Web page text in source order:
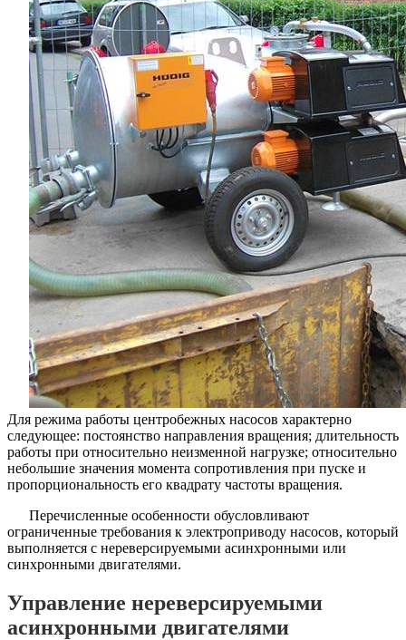
Для режима работы центробежных насосов характерно
следующее: постоянство направления вращения; длительность
работы при относительно неизменной нагрузке; относительно
небольшие значения момента сопротивления при пуске и
пропорциональность его квадрату частоты вращения.
Перечисленные особенности обусловливают
ограниченные требования к электроприводу насосов, который
выполняется с нереверсируемыми асинхронными или
синхронными двигателями.
Управление нереверсируемыми
асинхронными двигателями